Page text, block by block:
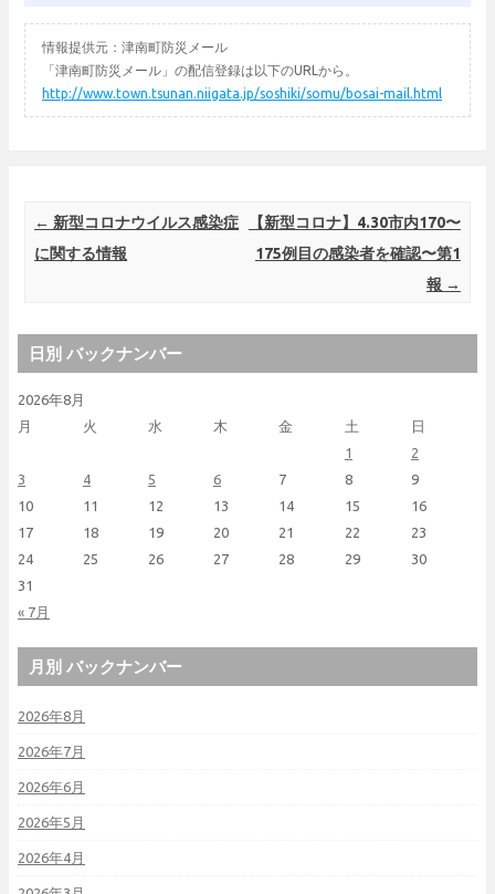
情報提供元：津南町防災メール
「津南町防災メール」の配信登録は以下のURLから。
http://www.town.tsunan.niigata.jp/soshiki/somu/bosai-mail.html
Post navigation
← 新型コロナウイルス感染症
に関する情報
【新型コロナ】4.30市内170〜
175例目の感染者を確認〜第1
報 →
日別 バックナンバー
2026年8月
月
火 水 木 金 土 日
« 7月
1
2
3
4 5 6 7 8
9
10
11 12 13 14 15
16
17
18 19 20 21 22
23
24
25 26 27 28 29
30
31
月別 バックナンバー
2026年8月
2026年7月
2026年6月
2026年5月
2026年4月